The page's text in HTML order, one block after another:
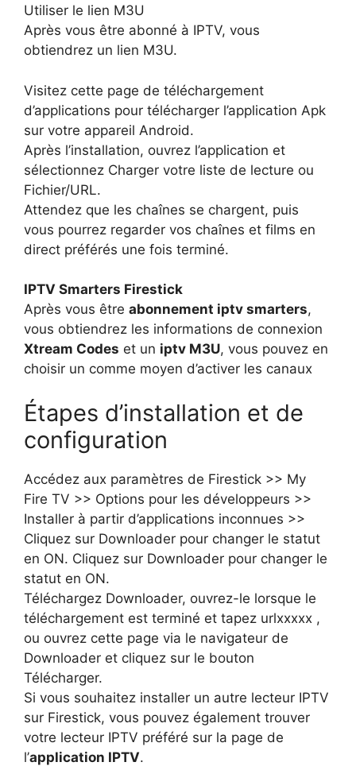
Utiliser le lien M3U
Après vous être abonné à IPTV, vous
obtiendrez un lien M3U.
Visitez cette page de téléchargement
d’applications pour télécharger l’application Apk
sur votre appareil Android.
Après l’installation, ouvrez l’application et
sélectionnez Charger votre liste de lecture ou
Fichier/URL.
Attendez que les chaînes se chargent, puis
vous pourrez regarder vos chaînes et films en
direct préférés une fois terminé.
IPTV Smarters Firestick
Après vous être abonnement iptv smarters,
vous obtiendrez les informations de connexion
Xtream Codes et un iptv M3U, vous pouvez en
choisir un comme moyen d’activer les canaux
Étapes d’installation et de
configuration
Accédez aux paramètres de Firestick >> My
Fire TV >> Options pour les développeurs >>
Installer à partir d’applications inconnues >>
Cliquez sur Downloader pour changer le statut
en ON. Cliquez sur Downloader pour changer le
statut en ON.
Téléchargez Downloader, ouvrez-le lorsque le
téléchargement est terminé et tapez urlxxxxx ,
ou ouvrez cette page via le navigateur de
Downloader et cliquez sur le bouton
Télécharger.
Si vous souhaitez installer un autre lecteur IPTV
sur Firestick, vous pouvez également trouver
votre lecteur IPTV préféré sur la page de
l’application IPTV.